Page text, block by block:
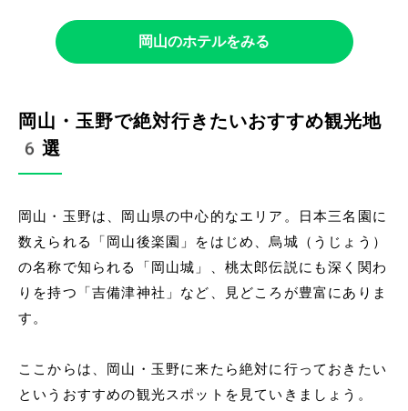
岡山のホテルをみる
岡山・玉野で絶対行きたいおすすめ観光地
6選
岡山・玉野は、岡山県の中心的なエリア。日本三名園に
数えられる「岡山後楽園」をはじめ、烏城（うじょう）
の名称で知られる「岡山城」、桃太郎伝説にも深く関わ
りを持つ「吉備津神社」など、見どころが豊富にありま
す。
ここからは、岡山・玉野に来たら絶対に行っておきたい
というおすすめの観光スポットを見ていきましょう。